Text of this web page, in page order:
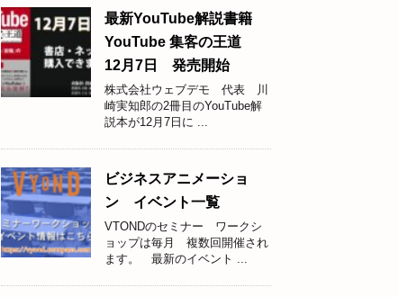
最新YouTube解説書籍
YouTube 集客の王道
12月7日 発売開始
株式会社ウェブデモ 代表 川
崎実知郎の2冊目のYouTube解
説本が12月7日に ...
ビジネスアニメーショ
ン イベント一覧
VTONDのセミナー ワークシ
ョップは毎月 複数回開催され
ます。 最新のイベント ...